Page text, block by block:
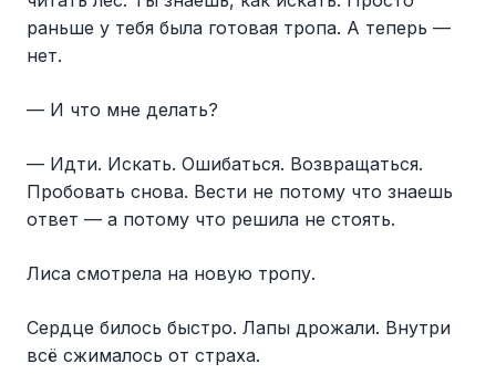
раньше у тебя была готовая тропа. А теперь —
нет.
— И что мне делать?
— Идти. Искать. Ошибаться. Возвращаться.
Пробовать снова. Вести не потому что знаешь
ответ — а потому что решила не стоять.
Лиса смотрела на новую тропу.
Сердце билось быстро. Лапы дрожали. Внутри
всё сжималось от страха.